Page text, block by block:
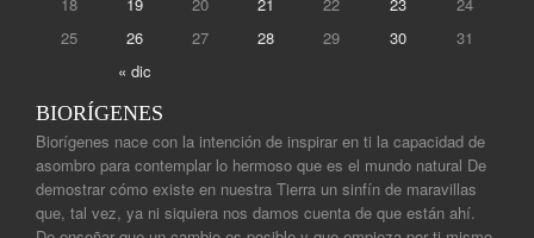
« dic
25
26 27 28 29 30 31
BIORÍGENES
Biorígenes nace con la intención de inspirar en ti la capacidad de
asombro para contemplar lo hermoso que es el mundo natural De
demostrar cómo existe en nuestra Tierra un sinfín de maravillas
que, tal vez, ya ni siquiera nos damos cuenta de que están ahí.